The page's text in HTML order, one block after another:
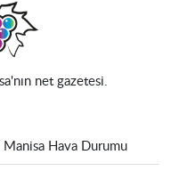
net gazetesi.
Manisa Hava Durumu